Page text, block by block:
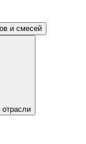
и смесей
отрасли